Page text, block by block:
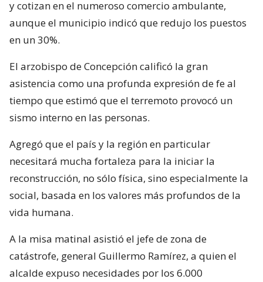
y cotizan en el numeroso comercio ambulante,
aunque el municipio indicó que redujo los puestos
en un 30%.
El arzobispo de Concepción calificó la gran
asistencia como una profunda expresión de fe al
tiempo que estimó que el terremoto provocó un
sismo interno en las personas.
Agregó que el país y la región en particular
necesitará mucha fortaleza para la iniciar la
reconstrucción, no sólo física, sino especialmente la
social, basada en los valores más profundos de la
vida humana.
A la misa matinal asistió el jefe de zona de
catástrofe, general Guillermo Ramírez, a quien el
alcalde expuso necesidades por los 6.000